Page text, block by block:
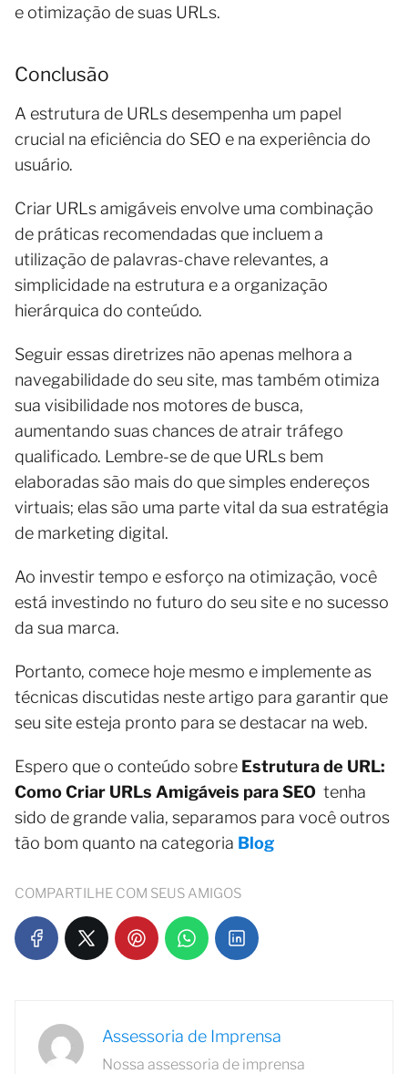
e otimização de suas URLs.
Conclusão
A estrutura de URLs desempenha um papel
crucial na eficiência do SEO e na experiência do
usuário.
Criar URLs amigáveis envolve uma combinação
de práticas recomendadas que incluem a
utilização de palavras-chave relevantes, a
simplicidade na estrutura e a organização
hierárquica do conteúdo.
Seguir essas diretrizes não apenas melhora a
navegabilidade do seu site, mas também otimiza
sua visibilidade nos motores de busca,
aumentando suas chances de atrair tráfego
qualificado. Lembre-se de que URLs bem
elaboradas são mais do que simples endereços
virtuais; elas são uma parte vital da sua estratégia
de marketing digital.
Ao investir tempo e esforço na otimização, você
está investindo no futuro do seu site e no sucesso
da sua marca.
Portanto, comece hoje mesmo e implemente as
técnicas discutidas neste artigo para garantir que
seu site esteja pronto para se destacar na web.
Espero que o conteúdo sobre Estrutura de URL:
Como Criar URLs Amigáveis para SEO tenha
sido de grande valia, separamos para você outros
tão bom quanto na categoria Blog
COMPARTILHE COM SEUS AMIGOS
Assessoria de Imprensa
Nossa assessoria de imprensa